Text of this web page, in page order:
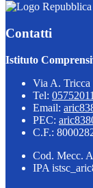
Contatti
Istituto
Via A.
Tel:
Email:
PEC:
C.F.:
Cod. Mecc.
IPA